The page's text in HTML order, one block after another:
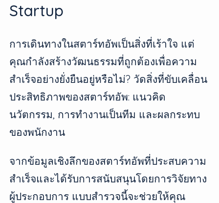
Startup
การเดินทางในสตาร์ทอัพเป็นสิ่งที่เร้าใจ แต่
คุณกำลังสร้างวัฒนธรรมที่ถูกต้องเพื่อความ
สำเร็จอย่างยั่งยืนอยู่หรือไม่? วัดสิ่งที่ขับเคลื่อน
ประสิทธิภาพของสตาร์ทอัพ: แนวคิด
นวัตกรรม, การทำงานเป็นทีม และผลกระทบ
ของพนักงาน
จากข้อมูลเชิงลึกของสตาร์ทอัพที่ประสบความ
สำเร็จและได้รับการสนับสนุนโดยการวิจัยทาง
ผู้ประกอบการ แบบสำรวจนี้จะช่วยให้คุณ